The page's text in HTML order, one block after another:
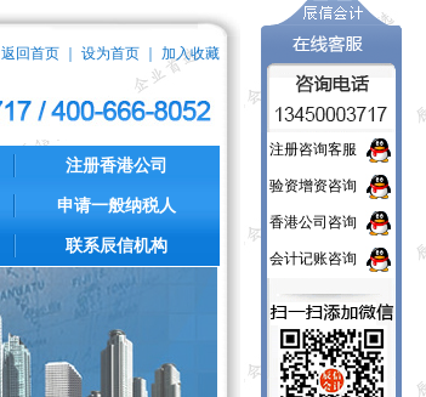
返回首页｜ 设为首页｜ 加入收藏
注册香港公司
申请一般纳税人
联系辰信机构
注册咨询客服
验资增资咨询
香港公司咨询
会计记账咨询